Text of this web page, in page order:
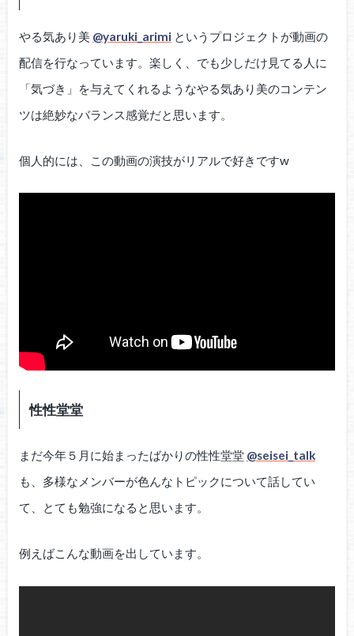
やる気あり美 @yaruki_arimiというプロジェクトが動画の
配信を行なっています。楽しく、でも少しだけ見てる人に
「気づき」を与えてくれるようなやる気あり美のコンテン
ツは絶妙なバランス感覚だと思います。
個人的には、この動画の演技がリアルで好きですw
性性堂堂
まだ今年５月に始まったばかりの性性堂堂 @seisei_talk
も、多様なメンバーが色んなトピックについて話してい
て、とても勉強になると思います。
例えばこんな動画を出しています。